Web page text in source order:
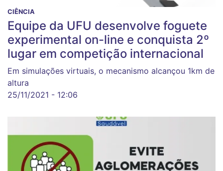
CIÊNCIA
Equipe da UFU desenvolve foguete
experimental on-line e conquista 2º
lugar em competição internacional
Em simulações virtuais, o mecanismo alcançou 1km de
altura
25/11/2021 - 12:06